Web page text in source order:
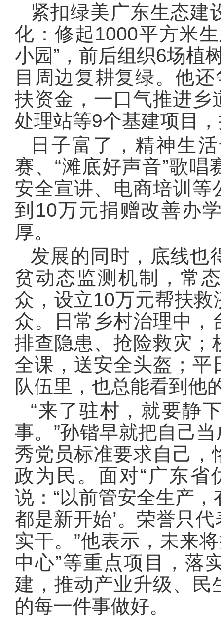
紧扣绿美广东生态建
化：修起1000平方米
小园”，前后组织6场植
目周边复耕复绿。他
扶资金，一口气推进乡
处理站等9个基建项目
日子富了，精神生
赛、“滩底好声音”歌
安全宣讲、电商培训
到10万元捐赠改善办
厚。
发展的同时，底线也
贫动态监测机制，常
众，设立10万元帮扶
众。日常乡村治理中
排查隐患、抢险救灾；
全课，送安全头盔；
队伍里，也总能看到他
“来了驻村，就要静
事。”孙锴早就把自己
秀党员标准要求自己
政为民。面对“广东省
说：“以前管安全生产
都是新开始’。荣誉只
实干。”他表示，未来
中心”等重点项目，落
建，推动产业升级、
的每一件事做好。